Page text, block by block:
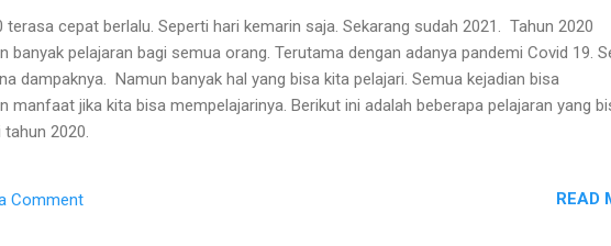
terasa cepat berlalu. Seperti hari kemarin saja. Sekarang sudah 2021. Tahun 2020
banyak pelajaran bagi semua orang. Terutama dengan adanya pandemi Covid 19.
dampaknya. Namun banyak hal yang bisa kita pelajari. Semua kejadian bisa
manfaat jika kita bisa mempelajarinya. Berikut ini adalah beberapa pelajaran yang
2020.
Comment READ